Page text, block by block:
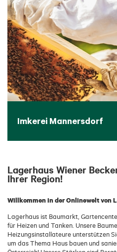
Imkerei Mannersdorf
Lagerhaus Wiener
Ihrer Region!
Willkommen in der Onlinewelt von
Lagerhaus ist Baumarkt,
für Heizen und Tanken. Unsere
Heizungsinstallateure unterstützen
um das Thema Haus bauen und